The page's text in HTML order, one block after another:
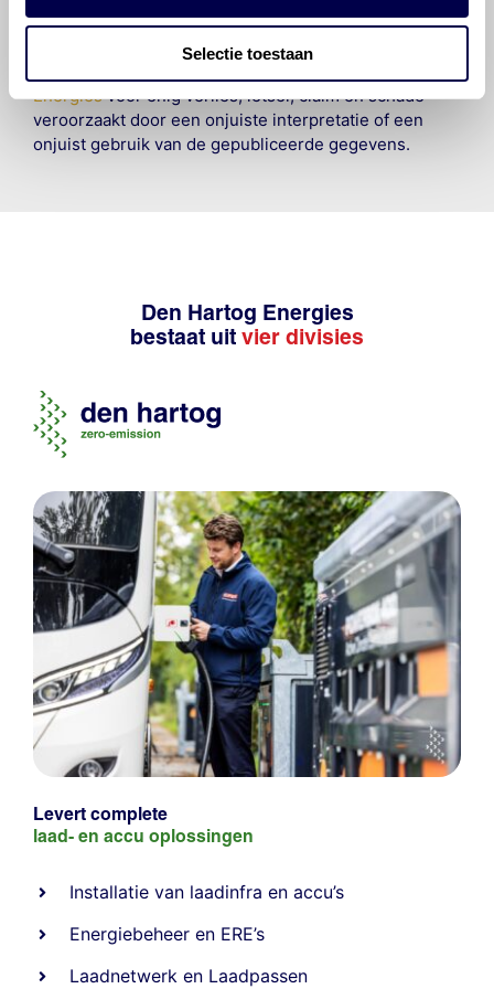
Selectie toestaan
om de vereiste onderhoudswerkzaamheden op een
veilige en verantwoorde manier uit te voeren. Hij/zij
Energiesvoor enig verlies, letsel, claim en schade
veroorzaakt door een onjuiste interpretatie of een
onjuist gebruik van de gepubliceerde gegevens.
Den Hartog Energies
bestaat uit vier divisies
Levert complete
laad- en accu oplossingen
Installatie van laadinfra en accu’s
Energiebeheer en ERE’s
Laadnetwerk en Laadpassen